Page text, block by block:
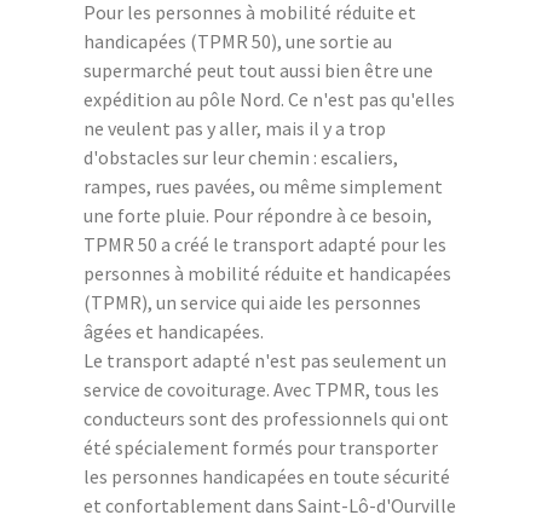
Pour les personnes à mobilité réduite et
handicapées (TPMR 50), une sortie au
supermarché peut tout aussi bien être une
expédition au pôle Nord. Ce n'est pas qu'elles
ne veulent pas y aller, mais il y a trop
d'obstacles sur leur chemin : escaliers,
rampes, rues pavées, ou même simplement
une forte pluie. Pour répondre à ce besoin,
TPMR 50 a créé le transport adapté pour les
personnes à mobilité réduite et handicapées
(TPMR), un service qui aide les personnes
âgées et handicapées.
Le transport adapté n'est pas seulement un
service de covoiturage. Avec TPMR, tous les
conducteurs sont des professionnels qui ont
été spécialement formés pour transporter
les personnes handicapées en toute sécurité
et confortablement dans Saint-Lô-d'Ourville